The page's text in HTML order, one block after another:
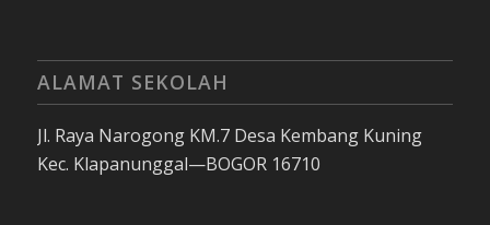
ALAMAT SEKOLAH
Jl. Raya Narogong KM.7 Desa Kembang Kuning
Kec. Klapanunggal—BOGOR 16710